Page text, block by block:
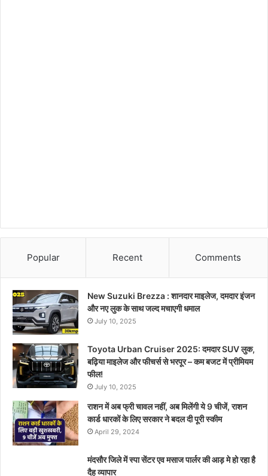
Popular Recent Comments
New Suzuki Brezza : शानदार माइलेज, दमदार इंजन
और नए लुक के साथ जल्द मचाएगी धमाल
July 10, 2025
Toyota Urban Cruiser 2025: दमदार SUV लुक,
बढ़िया माइलेज और फीचर्स से भरपूर – कम बजट में प्रीमियम
फील!
July 10, 2025
राशन में अब फ्री चावल नहीं, अब मिलेंगी ये 9 चीजें, राशन
कार्ड धारकों के लिए सरकार ने बदल दी पूरी स्कीम
April 29, 2024
मंदसौर जिले में स्पा सेंटर एव मसाज पार्लर की आड़ मे हो रहा है
दैह व्यापार